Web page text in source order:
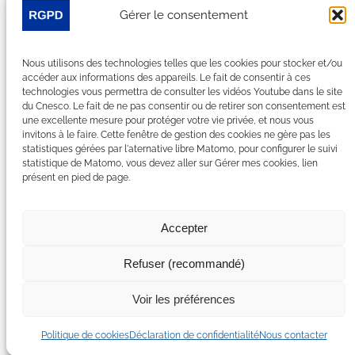
Gérer le consentement
Nous utilisons des technologies telles que les cookies pour stocker et/ou
accéder aux informations des appareils. Le fait de consentir à ces
technologies vous permettra de consulter les vidéos Youtube dans le site
du Cnesco. Le fait de ne pas consentir ou de retirer son consentement est
une excellente mesure pour protéger votre vie privée, et nous vous
invitons à le faire. Cette fenêtre de gestion des cookies ne gère pas les
statistiques gérées par l'aternative libre Matomo, pour configurer le suivi
statistique de Matomo, vous devez aller sur Gérer mes cookies, lien
présent en pied de page.
Accepter
Refuser (recommandé)
Voir les préférences
Politique de cookiesDéclaration de confidentialitéNous contacter
Je m’abonne à la newsletter
LinkedIn
YouTube
Facebook
Bluesky
Nous rejoindre
Accessibilité : non conforme
Déclaration de confidentialité